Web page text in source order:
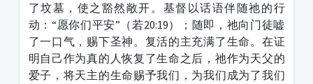
了坟墓，使之豁然敞开。基督以话语伴随祂的行
动：“愿你们平安”（若20:19）；随即，祂向门徒嘘
了一口气，赐下圣神。复活的主充满了生命。在证
明自己作为真的人恢复了生命之后，祂作为天父的
爱子，将天主的生命赐予我们，为我们成为了我们